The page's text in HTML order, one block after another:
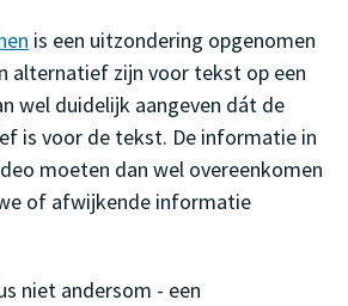
is een uitzondering opgenomen
alternatief zijn voor tekst op een
wel duidelijk aangeven dát de
is voor de tekst. De informatie in
moeten dan wel overeenkomen
of afwijkende informatie
niet andersom - een